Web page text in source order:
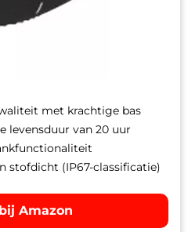
met krachtige bas
levensduur van 20 uur
stofdicht (IP67-classificatie)
Amazon